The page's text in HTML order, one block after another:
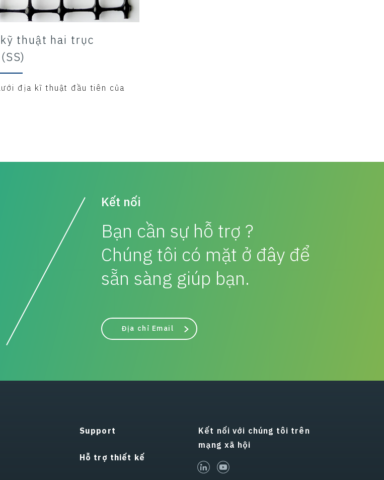
thuật hai trục
địa kĩ thuật đầu tiên của
Kết nối
Bạn cần sự hỗ trợ ?
Chúng tôi có mặt ở đây để
sẵn sàng giúp bạn.
Địa chỉ Email
Support
Hỗ trợ thiết kế
Kết nối với chúng tôi trên
mạng xã hội
linked-inyoutube